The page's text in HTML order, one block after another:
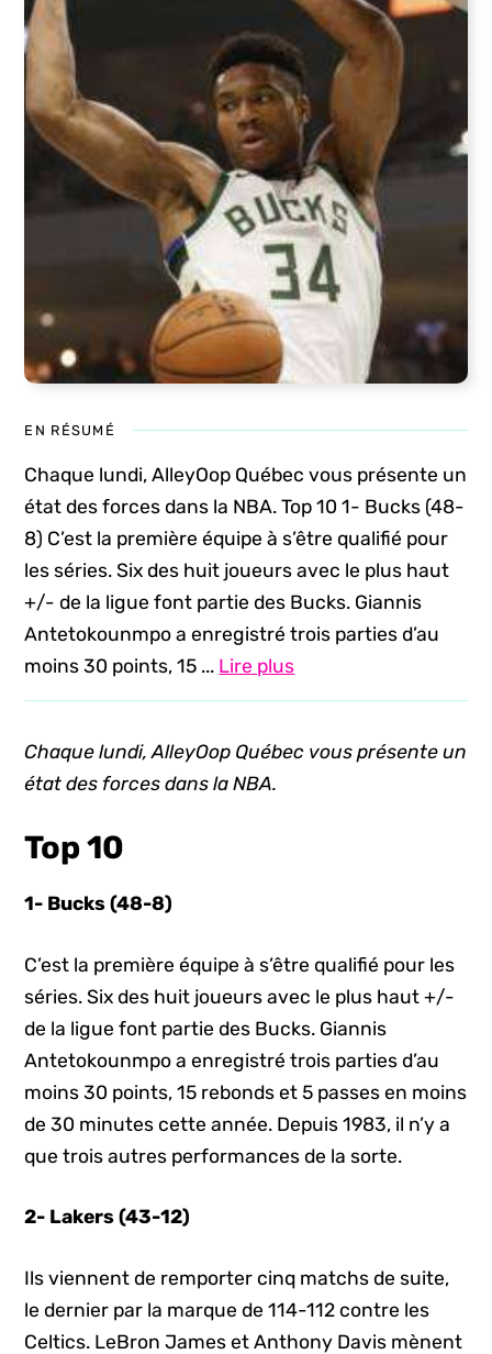
EN RÉSUMÉ
Chaque lundi, AlleyOop Québec vous présente un
état des forces dans la NBA. Top 10 1- Bucks (48-
8) C’est la première équipe à s’être qualifié pour
les séries. Six des huit joueurs avec le plus haut
+/- de la ligue font partie des Bucks. Giannis
Antetokounmpo a enregistré trois parties d’au
moins 30 points, 15 ... Lire plus
Chaque lundi, AlleyOop Québec vous présente un
état des forces dans la NBA.
Top 10
1- Bucks (48-8)
C’est la première équipe à s’être qualifié pour les
séries. Six des huit joueurs avec le plus haut +/-
de la ligue font partie des Bucks. Giannis
Antetokounmpo a enregistré trois parties d’au
moins 30 points, 15 rebonds et 5 passes en moins
de 30 minutes cette année. Depuis 1983, il n’y a
que trois autres performances de la sorte.
2- Lakers (43-12)
Ils viennent de remporter cinq matchs de suite,
le dernier par la marque de 114-112 contre les
Celtics. LeBron James et Anthony Davis mènent